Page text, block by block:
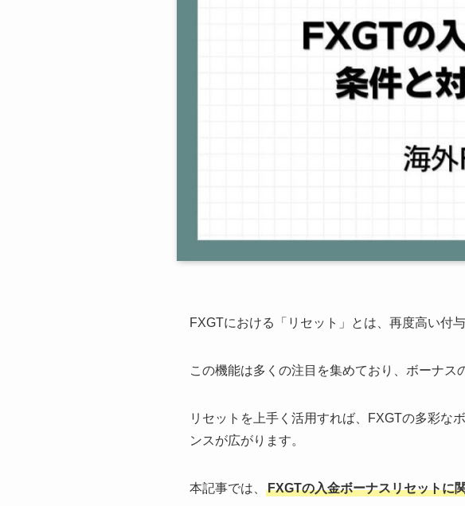
FXGTにおける「リセット」とは、再度高い付
この機能は多くの注目を集めており、ボーナス
リセットを上手く活用すれば、FXGTの多彩な
ンスが広がります。
本記事では、 FXGTの入金ボーナスリセットに